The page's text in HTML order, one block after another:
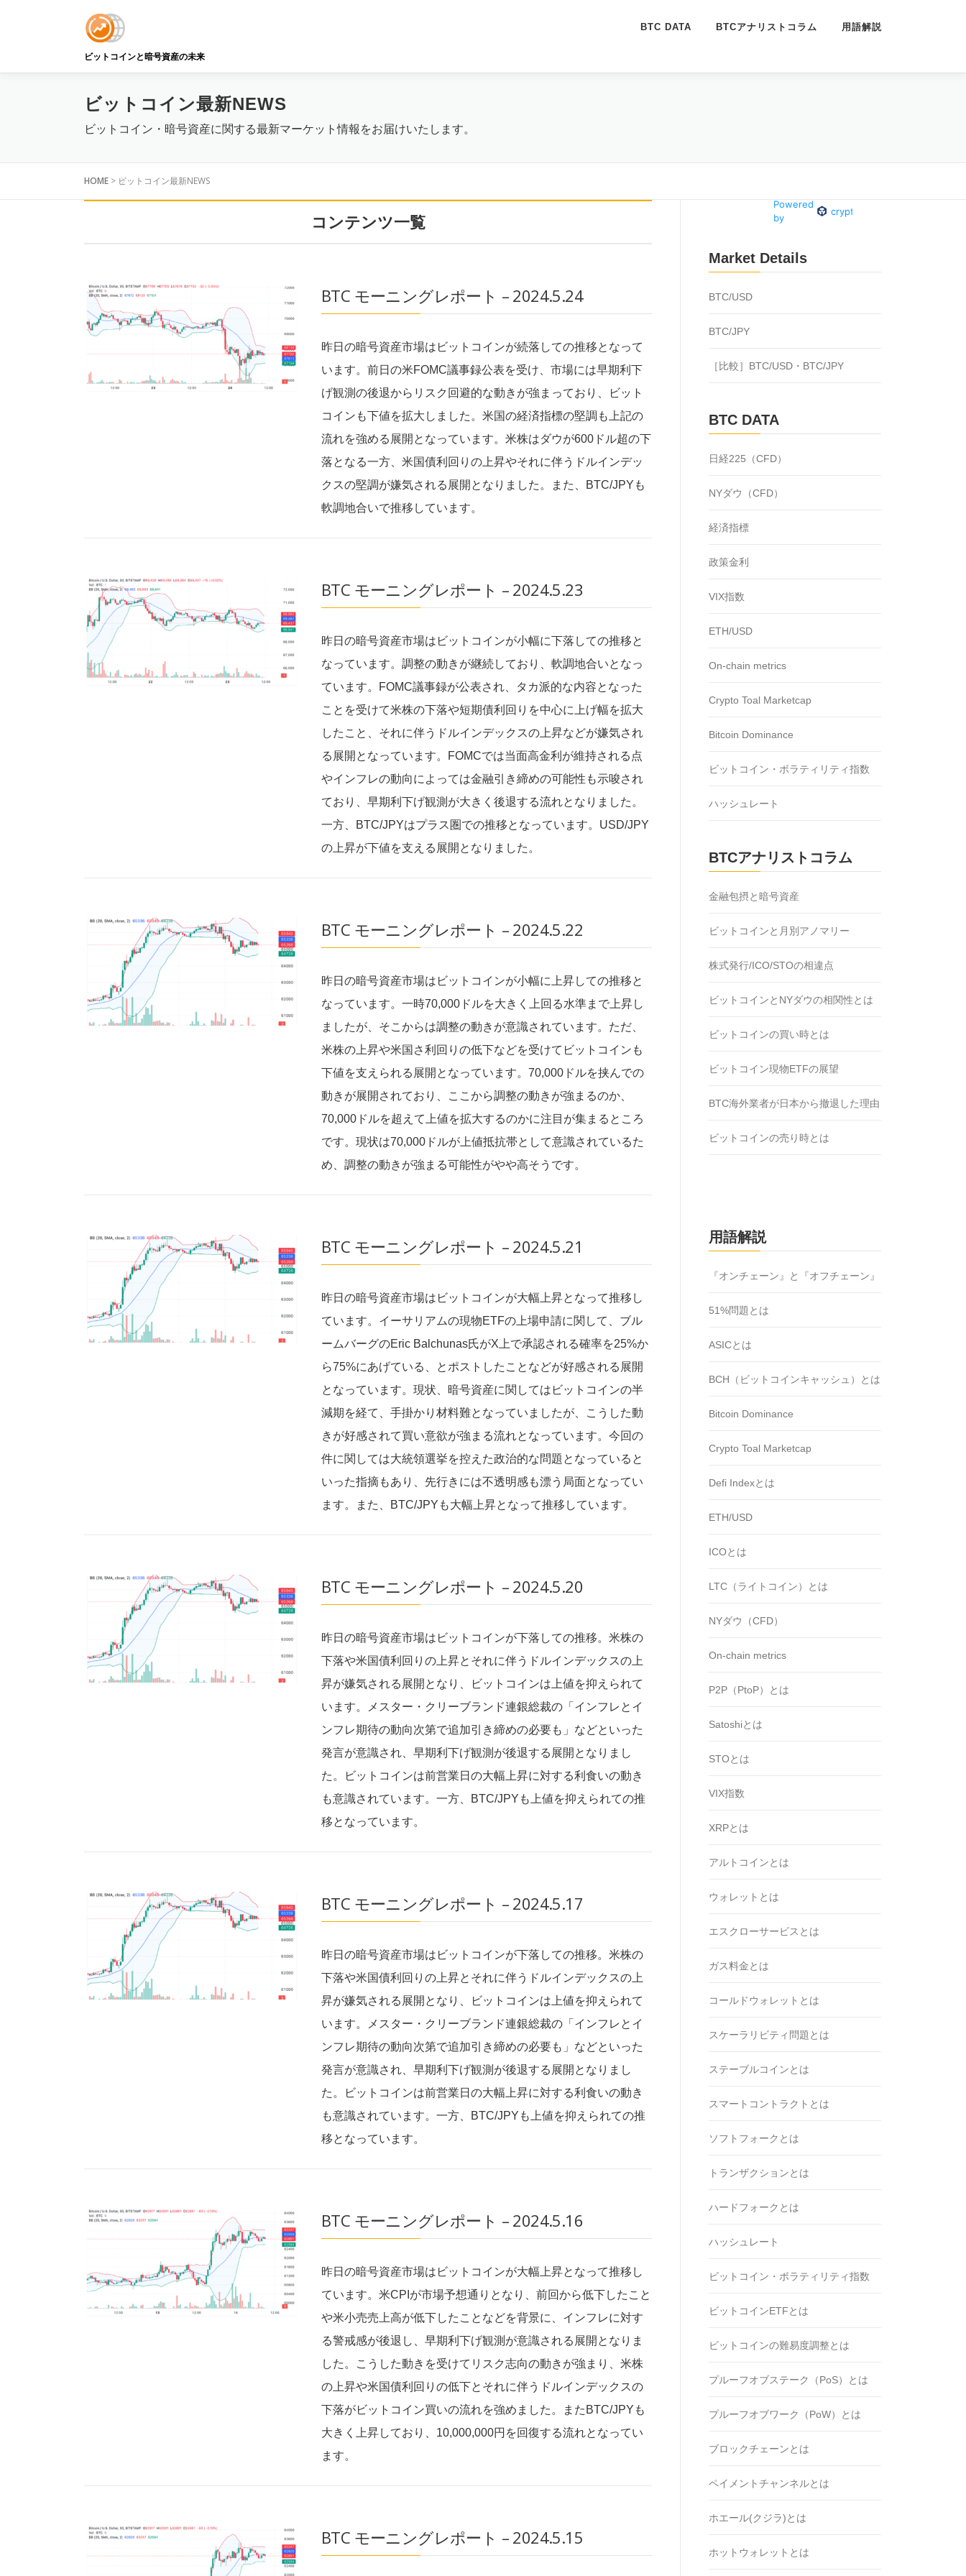
ツ
ビットコインと暗号資産の未来
BTC DATA BTCアナリストコラム 用語解説
ビットコイン最新NEWS
ビットコイン・暗号資産に関する最新マーケット情報をお届けいたします。
HOME > ビットコイン最新NEWS
コンテンツ一覧
BTC モーニングレポート – 2024.5.24
昨日の暗号資産市場はビットコインが続落しての推移となって
います。前日の米FOMC議事録公表を受け、市場には早期利下
げ観測の後退からリスク回避的な動きが強まっており、ビット
コインも下値を拡大しました。米国の経済指標の堅調も上記の
流れを強める展開となっています。米株はダウが600ドル超の下
落となる一方、米国債利回りの上昇やそれに伴うドルインデッ
クスの堅調が嫌気される展開となりました。また、BTC/JPYも
軟調地合いで推移しています。
BTC モーニングレポート – 2024.5.23
昨日の暗号資産市場はビットコインが小幅に下落しての推移と
なっています。調整の動きが継続しており、軟調地合いとなっ
ています。FOMC議事録が公表され、タカ派的な内容となった
ことを受けて米株の下落や短期債利回りを中心に上げ幅を拡大
したこと、それに伴うドルインデックスの上昇などが嫌気され
る展開となっています。FOMCでは当面高金利が維持される点
やインフレの動向によっては金融引き締めの可能性も示唆され
ており、早期利下げ観測が大きく後退する流れとなりました。
一方、BTC/JPYはプラス圏での推移となっています。USD/JPY
の上昇が下値を支える展開となりました。
BTC モーニングレポート – 2024.5.22
昨日の暗号資産市場はビットコインが小幅に上昇しての推移と
なっています。一時70,000ドルを大きく上回る水準まで上昇し
ましたが、そこからは調整の動きが意識されています。ただ、
米株の上昇や米国さ利回りの低下などを受けてビットコインも
下値を支えられる展開となっています。70,000ドルを挟んでの
動きが展開されており、ここから調整の動きが強まるのか、
70,000ドルを超えて上値を拡大するのかに注目が集まるところ
です。現状は70,000ドルが上値抵抗帯として意識されているた
め、調整の動きが強まる可能性がやや高そうです。
BTC モーニングレポート – 2024.5.21
昨日の暗号資産市場はビットコインが大幅上昇となって推移し
ています。イーサリアムの現物ETFの上場申請に関して、ブル
ームバーグのEric Balchunas氏がX上で承認される確率を25%か
ら75%にあげている、とポストしたことなどが好感される展開
となっています。現状、暗号資産に関してはビットコインの半
減期を経て、手掛かり材料難となっていましたが、こうした動
きが好感されて買い意欲が強まる流れとなっています。今回の
件に関しては大統領選挙を控えた政治的な問題となっていると
いった指摘もあり、先行きには不透明感も漂う局面となってい
ます。また、BTC/JPYも大幅上昇となって推移しています。
BTC モーニングレポート – 2024.5.20
昨日の暗号資産市場はビットコインが下落しての推移。米株の
下落や米国債利回りの上昇とそれに伴うドルインデックスの上
昇が嫌気される展開となり、ビットコインは上値を抑えられて
います。メスター・クリーブランド連銀総裁の「インフレとイ
ンフレ期待の動向次第で追加引き締めの必要も」などといった
発言が意識され、早期利下げ観測が後退する展開となりまし
た。ビットコインは前営業日の大幅上昇に対する利食いの動き
も意識されています。一方、BTC/JPYも上値を抑えられての推
移となっています。
BTC モーニングレポート – 2024.5.17
昨日の暗号資産市場はビットコインが下落しての推移。米株の
下落や米国債利回りの上昇とそれに伴うドルインデックスの上
昇が嫌気される展開となり、ビットコインは上値を抑えられて
います。メスター・クリーブランド連銀総裁の「インフレとイ
ンフレ期待の動向次第で追加引き締めの必要も」などといった
発言が意識され、早期利下げ観測が後退する展開となりまし
た。ビットコインは前営業日の大幅上昇に対する利食いの動き
も意識されています。一方、BTC/JPYも上値を抑えられての推
移となっています。
BTC モーニングレポート – 2024.5.16
昨日の暗号資産市場はビットコインが大幅上昇となって推移し
ています。米CPIが市場予想通りとなり、前回から低下したこと
や米小売売上高が低下したことなどを背景に、インフレに対す
る警戒感が後退し、早期利下げ観測が意識される展開となりま
した。こうした動きを受けてリスク志向の動きが強まり、米株
の上昇や米国債利回りの低下とそれに伴うドルインデックスの
下落がビットコイン買いの流れを強めました。またBTC/JPYも
大きく上昇しており、10,000,000円を回復する流れとなってい
ます。
BTC モーニングレポート – 2024.5.15
Market Details
BTC/USD
BTC/JPY
［比較］BTC/USD・BTC/JPY
BTC DATA
日経225（CFD）
NYダウ（CFD）
経済指標
政策金利
VIX指数
ETH/USD
On-chain metrics
Crypto Toal Marketcap
Bitcoin Dominance
ビットコイン・ボラティリティ指数
ハッシュレート
BTCアナリストコラム
金融包摂と暗号資産
ビットコインと月別アノマリー
株式発行/ICO/STOの相違点
ビットコインとNYダウの相関性とは
ビットコインの買い時とは
ビットコイン現物ETFの展望
BTC海外業者が日本から撤退した理由
ビットコインの売り時とは
用語解説
『オンチェーン』と『オフチェーン』
51%問題とは
ASICとは
BCH（ビットコインキャッシュ）とは
Bitcoin Dominance
Crypto Toal Marketcap
Defi Indexとは
ETH/USD
ICOとは
LTC（ライトコイン）とは
NYダウ（CFD）
On-chain metrics
P2P（PtoP）とは
Satoshiとは
STOとは
VIX指数
XRPとは
アルトコインとは
ウォレットとは
エスクローサービスとは
ガス料金とは
コールドウォレットとは
スケーラリビティ問題とは
ステーブルコインとは
スマートコントラクトとは
ソフトフォークとは
トランザクションとは
ハードフォークとは
ハッシュレート
ビットコイン・ボラティリティ指数
ビットコインETFとは
ビットコインの難易度調整とは
プルーフオブステーク（PoS）とは
プルーフオブワーク（PoW）とは
ブロックチェーンとは
ペイメントチャンネルとは
ホエール(クジラ)とは
ホットウォレットとは